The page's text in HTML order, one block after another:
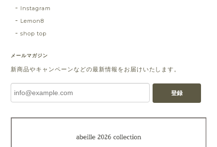
Instagram
Lemon8
shop top
メールマガジン
新商品やキャンペーンなどの最新情報をお届けいたします。
登録